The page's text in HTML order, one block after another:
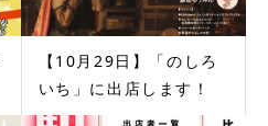
【10月29日】「のしろ
いち」に出店します！